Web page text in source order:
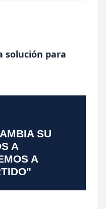
solución para
SU
A
A